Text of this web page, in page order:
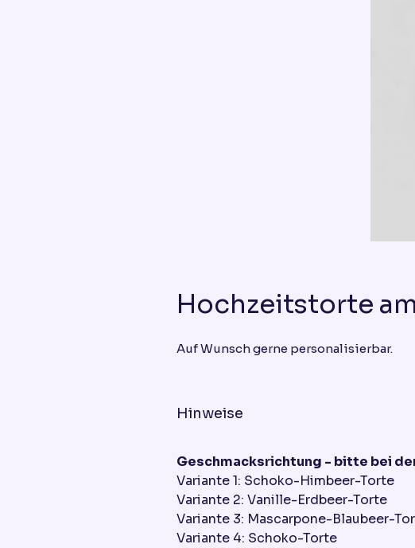
Hochzeitstorte
Auf Wunsch gerne personalisierbar.
Hinweise
Geschmacksrichtung - bitte bei
Variante 1: Schoko-Himbeer-Torte
Variante 2: Vanille-Erdbeer-Torte
Variante 3: Mascarpone-Blaubeer-
Variante 4: Schoko-Torte